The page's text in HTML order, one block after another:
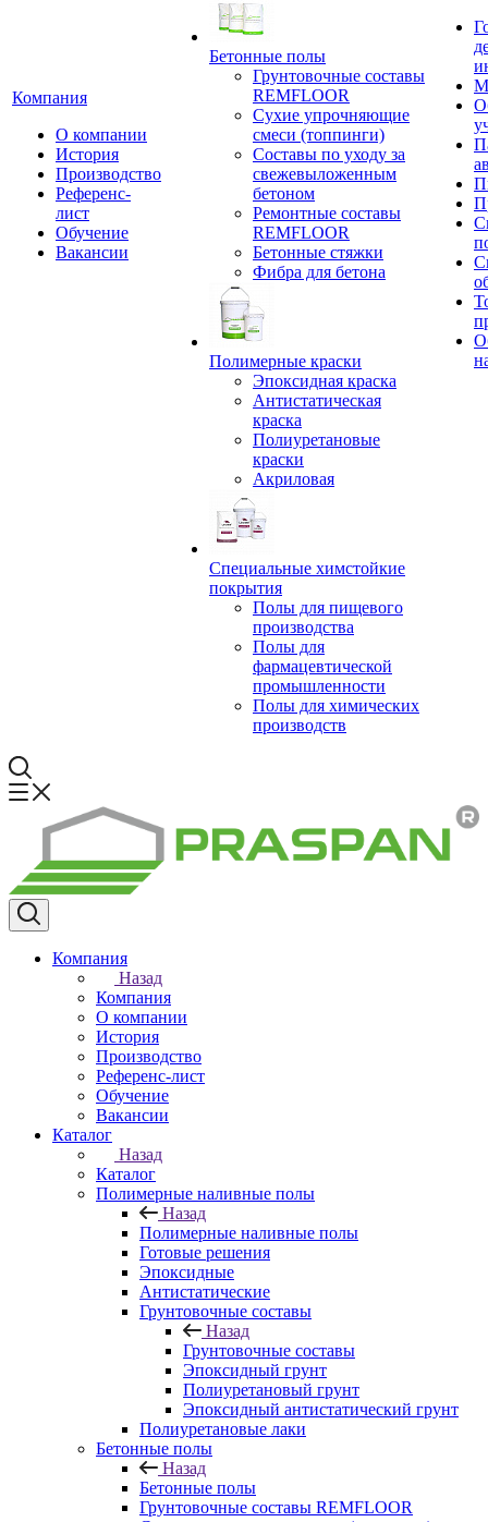
Компания
О компании
История
Производство
Референс-
лист
Обучение
Вакансии
Бетонные полы
Грунтовочные составы
REMFLOOR
Сухие упрочняющие
смеси (топпинги)
Составы по уходу за
свежевыложенным
бетоном
Ремонтные составы
REMFLOOR
Бетонные стяжки
Фибра для бетона
Полимерные краски
Эпоксидная краска
Антистатическая
краска
Полиуретановые
краски
Акриловая
Специальные химстойкие
покрытия
Полы для пищевого
производства
Полы для
фармацевтической
промышленности
Полы для химических
производств
Компания
Назад
Компания
О компании
История
Производство
Референс-лист
Обучение
Вакансии
Каталог
Назад
Каталог
Полимерные наливные полы
Назад
Полимерные наливные полы
Готовые решения
Эпоксидные
Антистатические
Грунтовочные составы
Назад
Грунтовочные составы
Эпоксидный грунт
Полиуретановый грунт
Эпоксидный антистатический грунт
Полиуретановые лаки
Бетонные полы
Назад
Бетонные полы
Грунтовочные составы REMFLOOR